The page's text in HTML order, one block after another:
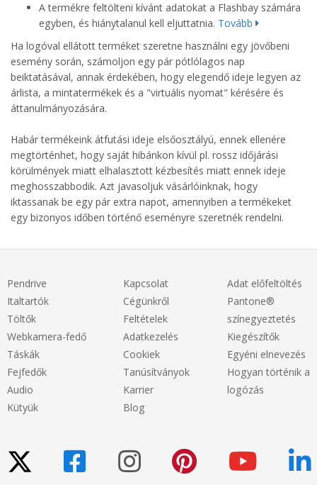
A termékre feltölteni kívánt adatokat a Flashbay számára
egyben, és hiánytalanul kell eljuttatnia. Tovább
Ha logóval ellátott terméket szeretne használni egy jövőbeni
esemény során, számoljon egy pár pótlólagos nap
beiktatásával, annak érdekében, hogy elegendő ideje legyen az
árlista, a mintatermékek és a "virtuális nyomat" kérésére és
áttanulmányozására.
Habár termékeink átfutási ideje elsőosztályú, ennek ellenére
megtörténhet, hogy saját hibánkon kívül pl. rossz időjárási
körülmények miatt elhalasztott kézbesítés miatt ennek ideje
meghosszabbodik. Azt javasoljuk vásárlóinknak, hogy
iktassanak be egy pár extra napot, amennyiben a termékeket
egy bizonyos időben történő eseményre szeretnék rendelni.
Pendrive
Italtartók
Töltők
Webkamera-fedő
Táskák
Fejfedők
Audio
Kütyük
Kapcsolat
Cégünkről
Feltételek
Adatkezelés
Cookiek
Tanúsítványok
Karrier
Blog
Adat előfeltöltés
Pantone®
színegyeztetés
Kiegészítők
Egyéni elnevezés
Hogyan történik a
logózás